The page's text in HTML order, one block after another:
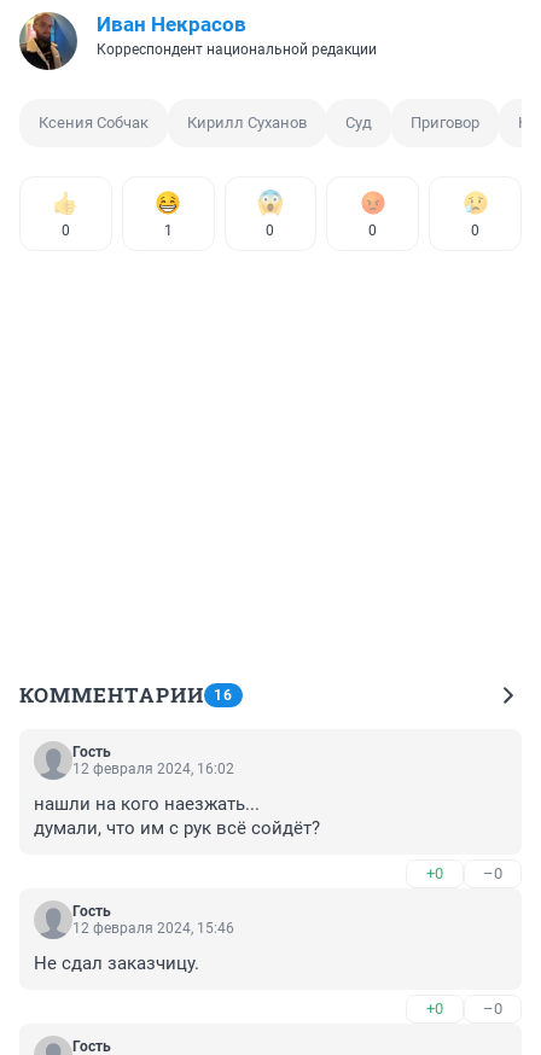
Иван Некрасов
Корреспондент национальной редакции
Ксения Собчак Кирилл Суханов Суд Приговор
0 1 0 0 0
КОММЕНТАРИИ 16
Гость
12 февраля 2024, 16:02
нашли на кого наезжать...
думали, что им с рук всё сойдёт?
+0 –0
Гость
12 февраля 2024, 15:46
Не сдал заказчицу.
+0 –0
Гость